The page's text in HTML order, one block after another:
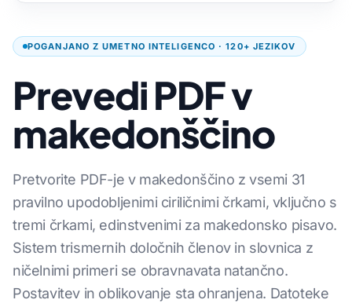
POGANJANO Z UMETNO INTELIGENCO · 120+ JEZIKOV
Prevedi PDF v
makedonščino
Pretvorite PDF-je v makedonščino z vsemi 31
pravilno upodobljenimi ciriličnimi črkami, vključno s
tremi črkami, edinstvenimi za makedonsko pisavo.
Sistem trismernih določnih členov in slovnica z
ničelnimi primeri se obravnavata natančno.
Postavitev in oblikovanje sta ohranjena. Datoteke